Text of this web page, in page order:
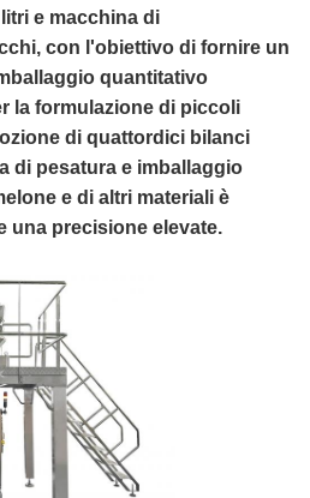
e macchina di
con l'obiettivo di fornire un
quantitativo
la formulazione di piccoli
di quattordici bilanci
di pesatura e imballaggio
e di altri materiali è
una precisione elevate.